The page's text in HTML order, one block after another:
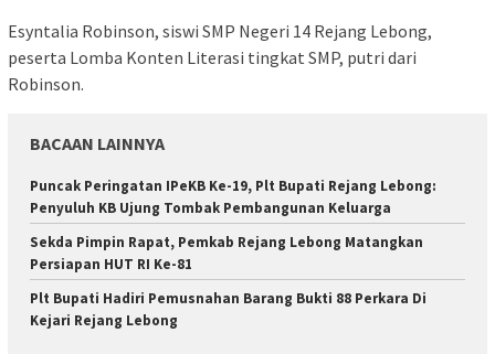
Esyntalia Robinson, siswi SMP Negeri 14 Rejang Lebong,
peserta Lomba Konten Literasi tingkat SMP, putri dari
Robinson.
BACAAN LAINNYA
Puncak Peringatan IPeKB Ke-19, Plt Bupati Rejang Lebong:
Penyuluh KB Ujung Tombak Pembangunan Keluarga
Sekda Pimpin Rapat, Pemkab Rejang Lebong Matangkan
Persiapan HUT RI Ke-81
Plt Bupati Hadiri Pemusnahan Barang Bukti 88 Perkara Di
Kejari Rejang Lebong